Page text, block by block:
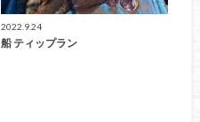
2022.9.24
船 ティップラン